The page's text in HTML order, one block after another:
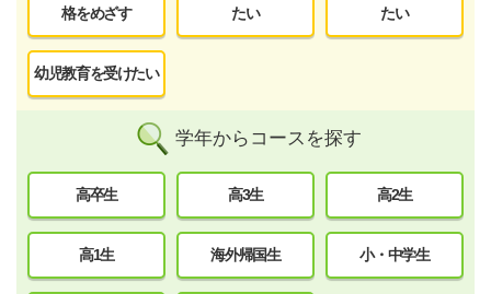
格をめざす
たい
たい
幼児教育を受けたい
学年からコースを探す
高卒生 高3生 高2生
高1生 海外帰国生 小・中学生